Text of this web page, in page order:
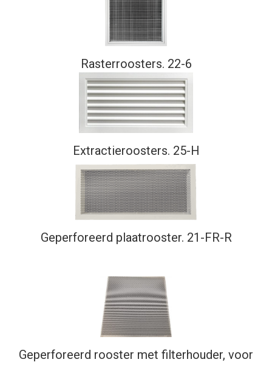
Rasterroosters. 22-6
Extractieroosters. 25-H
Geperforeerd plaatrooster. 21-FR-R
Geperforeerd rooster met filterhouder, voor